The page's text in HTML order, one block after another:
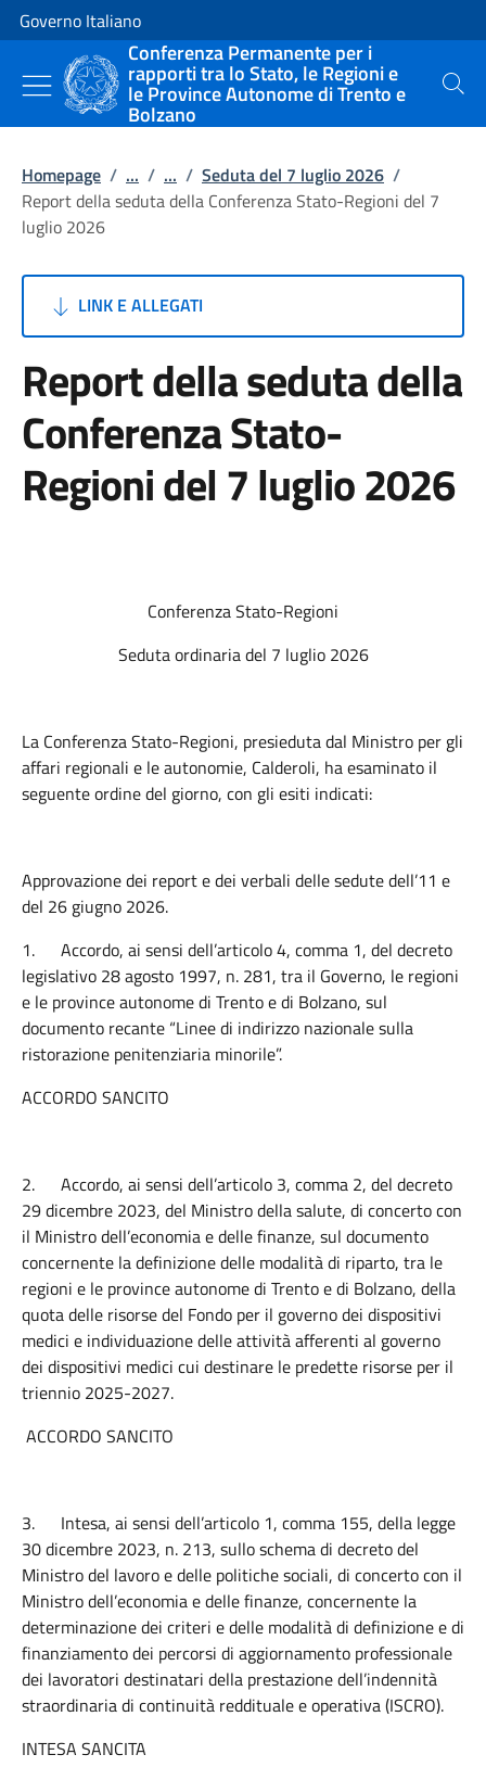
Vai al contenuto
Vai alla navigazione del sito
Governo Italiano
Conferenza Permanente per i
rapporti tra lo Stato, le Regioni e
le Province Autonome di Trento e
Bolzano
Cerca
Homepage / ... / ... / Seduta del 7 luglio 2026 /
Report della seduta della Conferenza Stato-Regioni del 7
luglio 2026
LINK E ALLEGATI
Report della seduta della
Conferenza Stato-
Regioni del 7 luglio 2026
Conferenza Stato-Regioni
Seduta ordinaria del 7 luglio 2026
La Conferenza Stato-Regioni, presieduta dal Ministro per gli
affari regionali e le autonomie, Calderoli, ha esaminato il
seguente ordine del giorno, con gli esiti indicati:
Approvazione dei report e dei verbali delle sedute dell’11 e
del 26 giugno 2026.
1. Accordo, ai sensi dell’articolo 4, comma 1, del decreto
legislativo 28 agosto 1997, n. 281, tra il Governo, le regioni
e le province autonome di Trento e di Bolzano, sul
documento recante “Linee di indirizzo nazionale sulla
ristorazione penitenziaria minorile”.
ACCORDO SANCITO
2. Accordo, ai sensi dell’articolo 3, comma 2, del decreto
29 dicembre 2023, del Ministro della salute, di concerto con
il Ministro dell’economia e delle finanze, sul documento
concernente la definizione delle modalità di riparto, tra le
regioni e le province autonome di Trento e di Bolzano, della
quota delle risorse del Fondo per il governo dei dispositivi
medici e individuazione delle attività afferenti al governo
dei dispositivi medici cui destinare le predette risorse per il
triennio 2025-2027.
ACCORDO SANCITO
3. Intesa, ai sensi dell’articolo 1, comma 155, della legge
30 dicembre 2023, n. 213, sullo schema di decreto del
Ministro del lavoro e delle politiche sociali, di concerto con il
Ministro dell’economia e delle finanze, concernente la
determinazione dei criteri e delle modalità di definizione e di
finanziamento dei percorsi di aggiornamento professionale
dei lavoratori destinatari della prestazione dell’indennità
straordinaria di continuità reddituale e operativa (ISCRO).
INTESA SANCITA